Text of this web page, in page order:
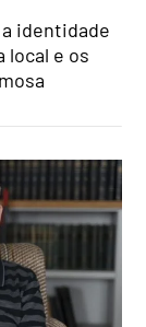
identidade
local e os